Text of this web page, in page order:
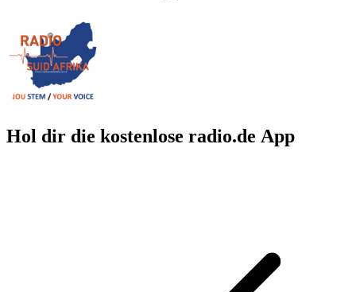
Hol dir die kostenlose radio.de App